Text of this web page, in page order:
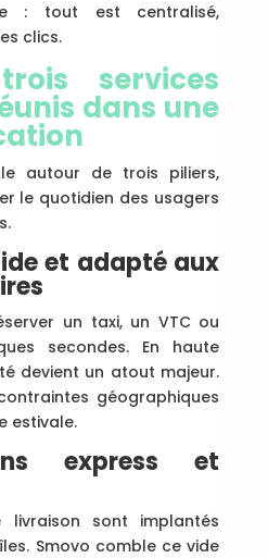
: tout est centralisé,
clics.
services
dans une
autour de trois piliers,
le quotidien des usagers
et adapté aux
un taxi, un VTC ou
secondes. En haute
devient un atout majeur.
géographiques
estivale.
express et
livraison sont implantés
Smovo comble ce vide